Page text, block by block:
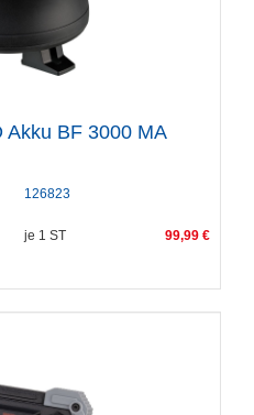
Akku BF 3000 MA
126823
je 1 ST 99,99 €